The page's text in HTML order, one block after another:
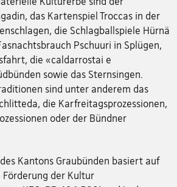
das Kartenspiel Troccas in der
die Schlagballspiele Hürnä
Pschuuri in Splügen,
die «caldarrostai e
sowie das Sternsingen.
sind unter anderem das
die Karfreitagsprozessionen,
oder der Bündner
Kantons Graubünden basiert auf
Förderung der Kultur